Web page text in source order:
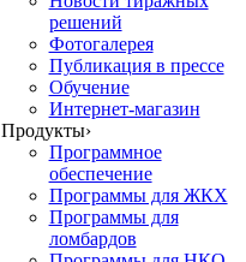
решений
Фотогалерея
Публикация в прессе
Обучение
Интернет-магазин
Продукты›
Программное
обеспечение
Программы для ЖКХ
Программы для
ломбардов